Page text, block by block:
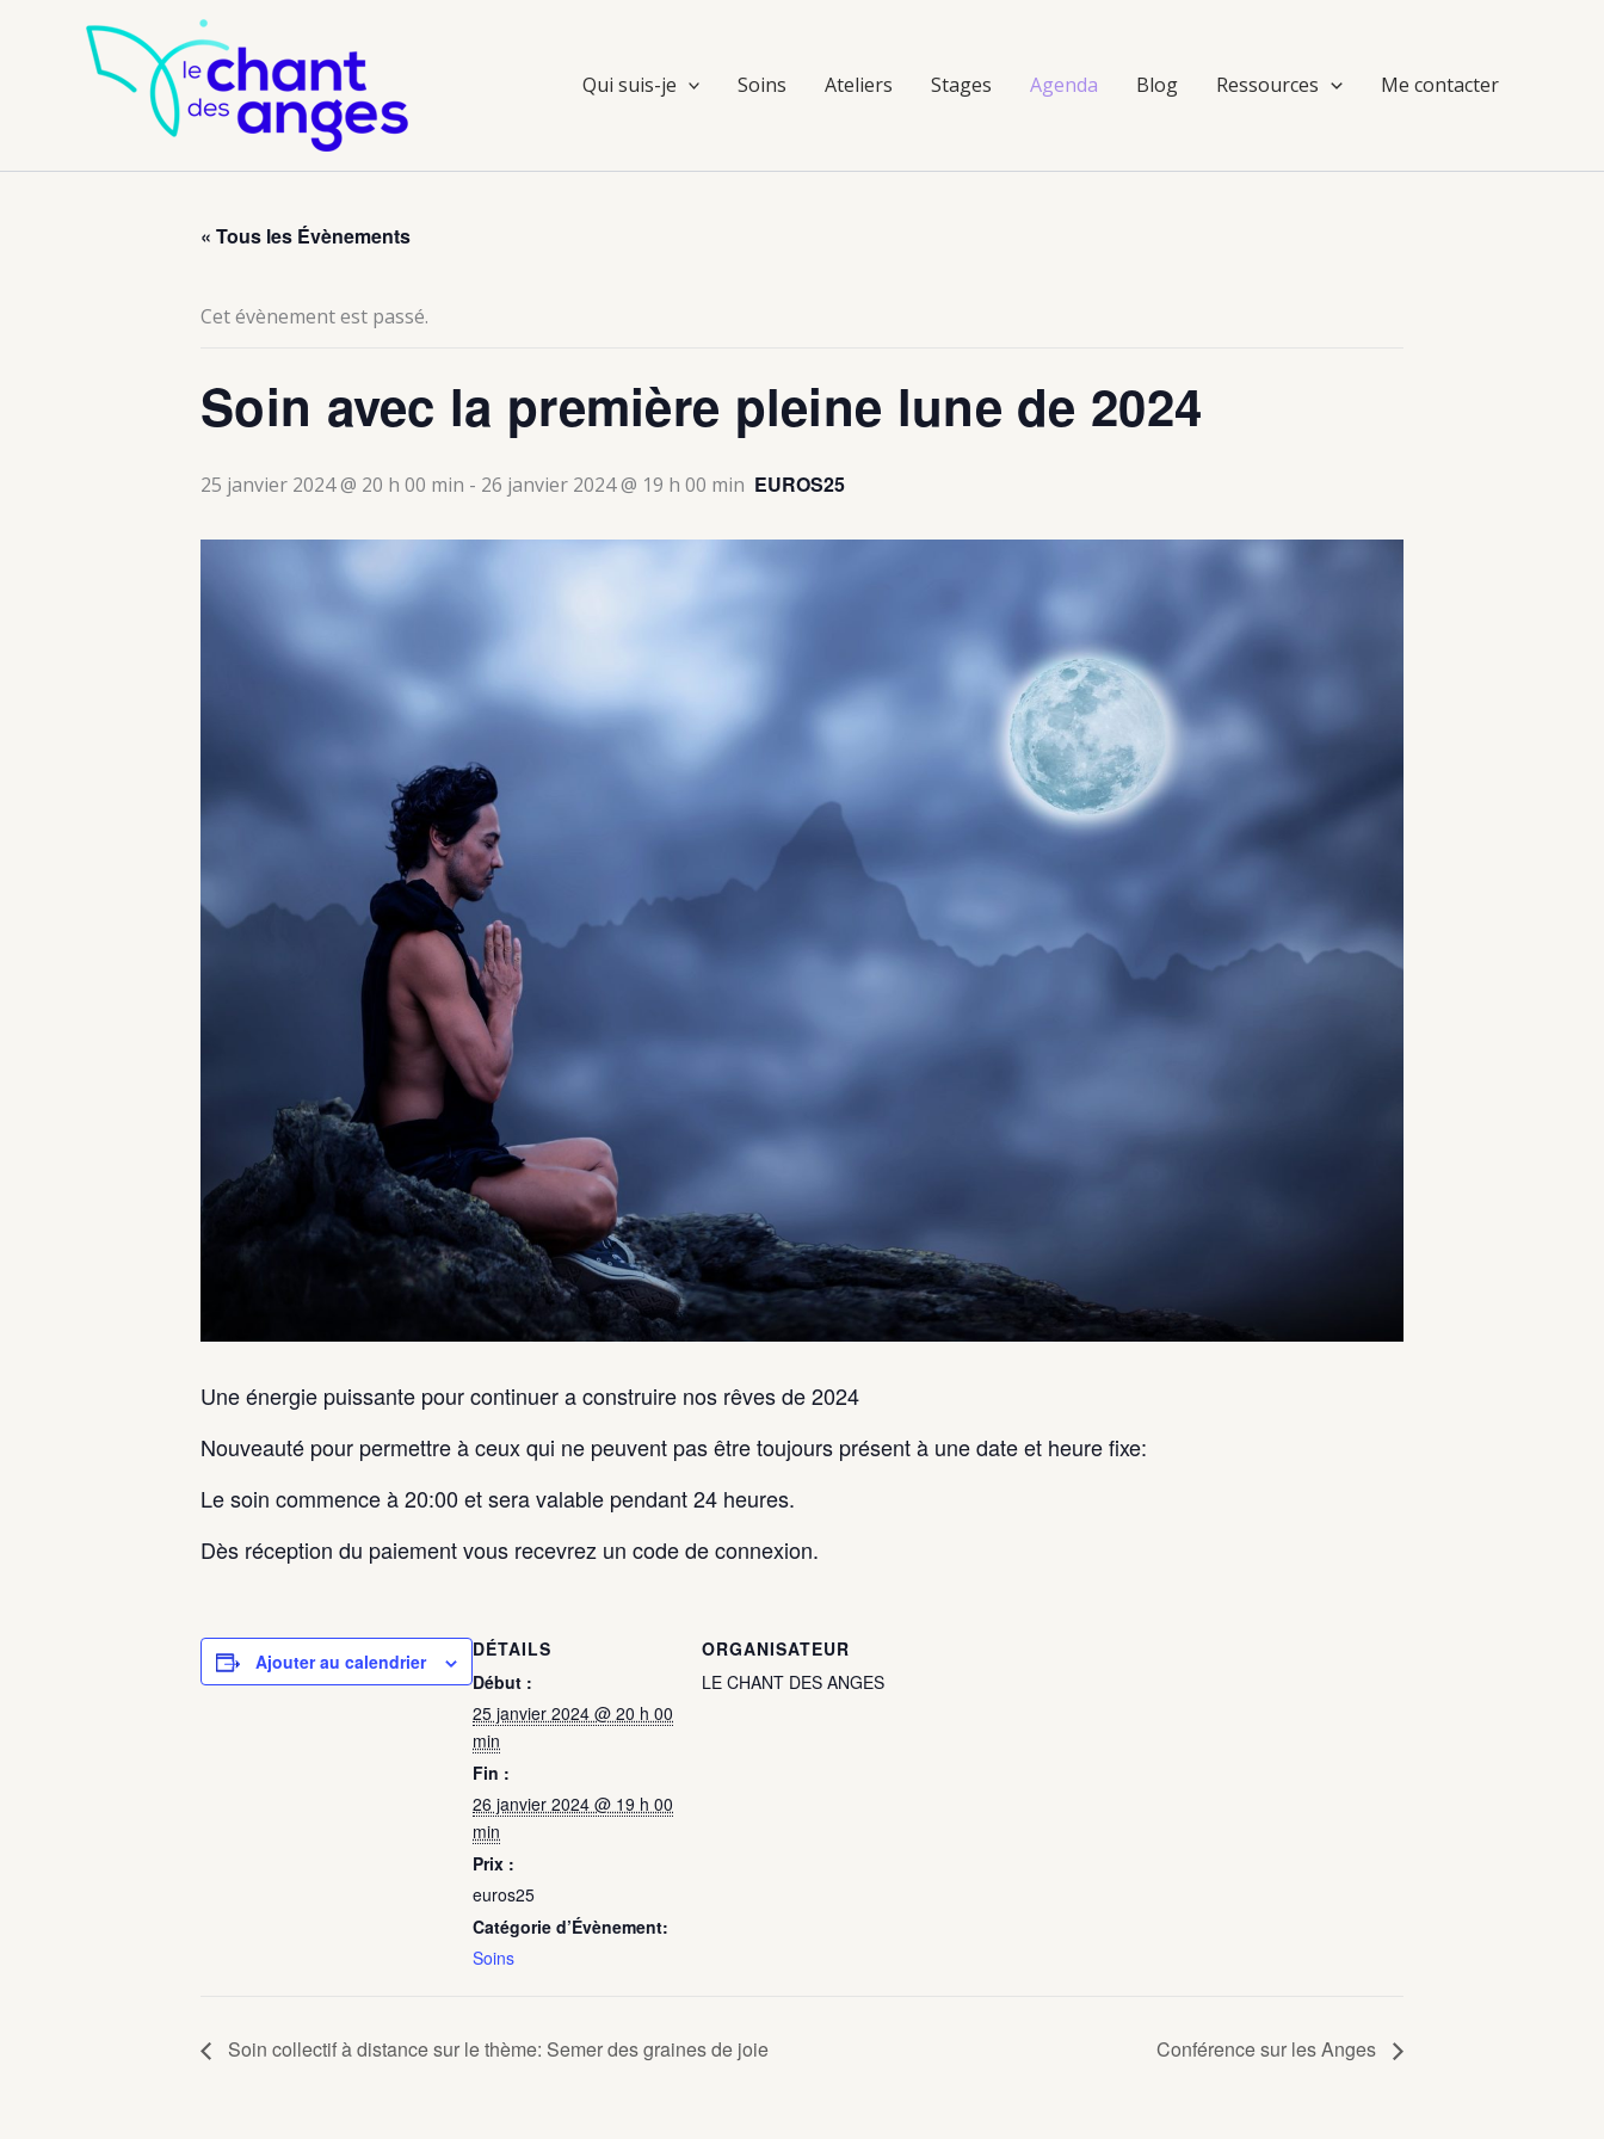
Qui suis-je Soins Ateliers Stages Agenda Blog Ressources Me contacter
« Tous les Évènements
Cet évènement est passé.
Soin avec la première pleine lune de 2024
25 janvier 2024 @ 20 h 00 min - 26 janvier 2024 @ 19 h 00 min EUROS25
Une énergie puissante pour continuer a construire nos rêves de 2024
Nouveauté pour permettre à ceux qui ne peuvent pas être toujours présent à une date et heure fixe:
Le soin commence à 20:00 et sera valable pendant 24 heures.
Dès réception du paiement vous recevrez un code de connexion.
Ajouter au calendrier
DÉTAILS
Début :
25 janvier 2024 @ 20 h 00
min
Fin :
26 janvier 2024 @ 19 h 00
min
Prix :
euros25
Catégorie d’Évènement:
Soins
ORGANISATEUR
LE CHANT DES ANGES
Soin collectif à distance sur le thème: Semer des graines de joie Conférence sur les Anges